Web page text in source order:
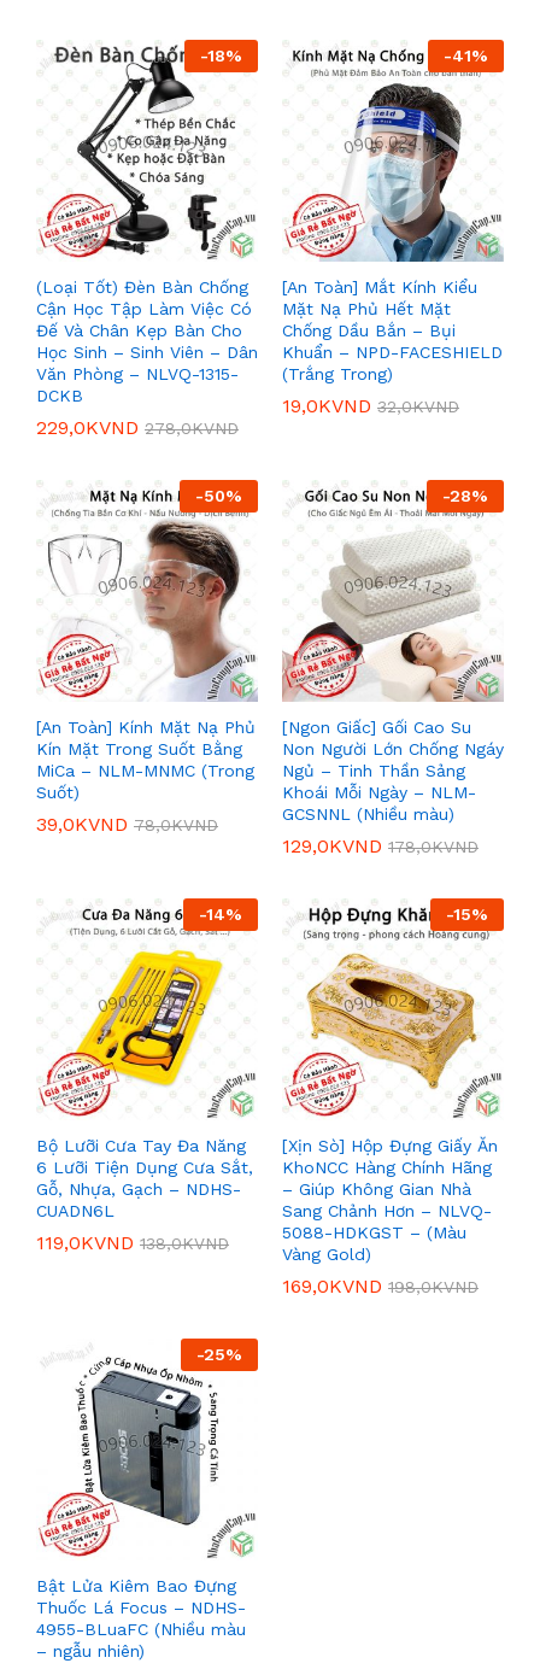
-18%
(Loại Tốt) Đèn Bàn Chống
Cận Học Tập Làm Việc Có
Đế Và Chân Kẹp Bàn Cho
Học Sinh – Sinh Viên – Dân
Văn Phòng – NLVQ-1315-
DCKB
229,0KVND 278,0KVND
-41%
[An Toàn] Mắt Kính Kiểu
Mặt Nạ Phủ Hết Mặt
Chống Dầu Bắn – Bụi
Khuẩn – NPD-FACESHIELD
(Trắng Trong)
19,0KVND 32,0KVND
-50%
[An Toàn] Kính Mặt Nạ Phủ
Kín Mặt Trong Suốt Bằng
MiCa – NLM-MNMC (Trong
Suốt)
39,0KVND 78,0KVND
-28%
[Ngon Giấc] Gối Cao Su
Non Người Lớn Chống Ngáy
Ngủ – Tinh Thần Sảng
Khoái Mỗi Ngày – NLM-
GCSNNL (Nhiều màu)
129,0KVND 178,0KVND
-14%
Bộ Lưỡi Cưa Tay Đa Năng
6 Lưỡi Tiện Dụng Cưa Sắt,
Gỗ, Nhựa, Gạch – NDHS-
CUADN6L
119,0KVND 138,0KVND
-15%
[Xịn Sò] Hộp Đựng Giấy Ăn
KhoNCC Hàng Chính Hãng
– Giúp Không Gian Nhà
Sang Chảnh Hơn – NLVQ-
5088-HDKGST – (Màu
Vàng Gold)
169,0KVND 198,0KVND
-25%
Bật Lửa Kiêm Bao Đựng
Thuốc Lá Focus – NDHS-
4955-BLuaFC (Nhiều màu
– ngẫu nhiên)